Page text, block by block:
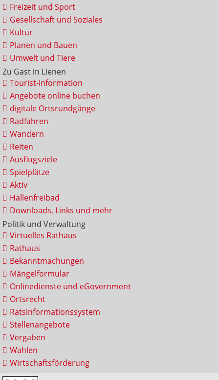
Freizeit und Sport
Gesellschaft und Soziales
Kultur
Planen und Bauen
Umwelt und Tiere
Zu Gast in Lienen
Tourist-Information
Angebote online buchen
digitale Ortsrundgänge
Radfahren
Wandern
Reiten
Ausflugsziele
Spielplätze
Aktiv
Hallenfreibad
Downloads, Links und mehr
Politik und Verwaltung
Virtuelles Rathaus
Rathaus
Bekanntmachungen
Mängelformular
Onlinedienste und eGovernment
Ortsrecht
Ratsinformationssystem
Stellenangebote
Vergaben
Wahlen
Wirtschaftsförderung